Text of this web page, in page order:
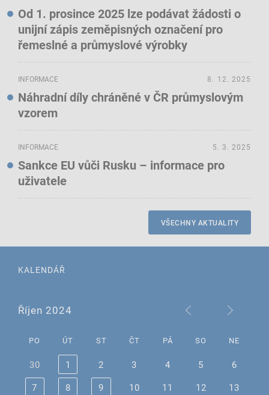
Od 1. prosince 2025 lze podávat žádosti o
unijní zápis zeměpisných označení pro
řemeslné a průmyslové výrobky
INFORMACE
Náhradní díly chráněné v ČR průmyslovým
vzorem
8. 12. 2025
INFORMACE
Sankce EU vůči Rusku – informace pro
uživatele
5. 3. 2025
VŠECHNY AKTUALITY
KALENDÁŘ
Říjen 2024
PO ÚT ST ČT PÁ SO NE
30 1 2 3 4 5
6
7
8 9 10 11 12
13